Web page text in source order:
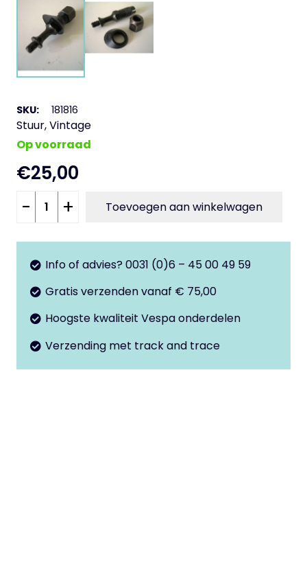
SKU: 181816
Stuur,Vintage
Op voorraad
€25,00
Bevestiging
spiegel
PK
aantal
- + Toevoegen aan winkelwagen
Info of advies? 0031 (0)6 – 45 00 49 59
Gratis verzenden vanaf € 75,00
Hoogste kwaliteit Vespa onderdelen
Verzending met track and trace